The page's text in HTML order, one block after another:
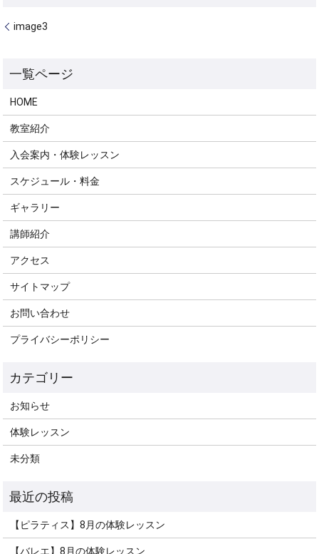
image3
HOME
教室紹介
入会案内・体験レッスン
スケジュール・料金
ギャラリー
講師紹介
アクセス
サイトマップ
お問い合わせ
プライバシーポリシー
お知らせ
体験レッスン
未分類
【ピラティス】8月の体験レッスン
【バレエ】8月の体験レッスン